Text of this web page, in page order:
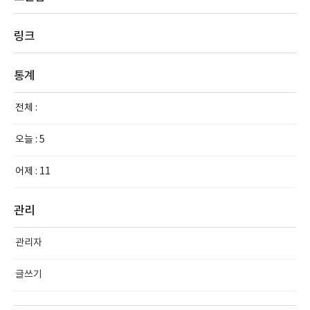
링크
통계
전체 :
오늘 : 5
어제 : 11
관리
관리자
글쓰기